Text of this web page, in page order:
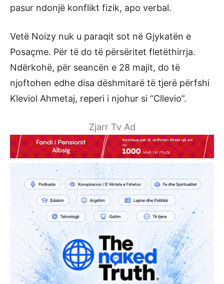
pasur ndonjë konflikt fizik, apo verbal.
Vetë Noizy nuk u paraqit sot në Gjykatën e
Posaçme. Për të do të përsëritet fletëthirrja.
Ndërkohë, për seancën e 28 majit, do të
njoftohen edhe disa dëshmitarë të tjerë përfshi
Kleviol Ahmetaj, reperi i njohur si “Cllevio”.
Zjarr Tv Ad